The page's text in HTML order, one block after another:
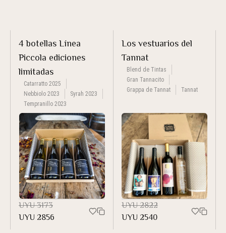
4 botellas Línea
Piccola ediciones
limitadas
Catarratto 2025
Nebbiolo 2023
Syrah 2023
Tempranillo 2023
UYU 2856
UYU 3173
Los vestuarios del
Tannat
Blend de Tintas
Gran Tannacito
Grappa de Tannat
Tannat
UYU 2540
UYU 2822